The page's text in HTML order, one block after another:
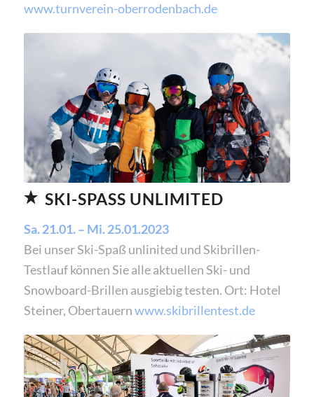
www.turnverein-oberrodenbach.de
SKI-SPASS UNLIMITED
Sa. 21.01. – Mi. 25.01.2023
Bei unser Ski-Spaß unlinited und Skibrillen-
Testlauf können Sie alle aktuellen Ski- und
Snowboard-Brillen ausgiebig testen. Ort: Hotel
Steiner, Obertauernwww.skibrillentest.de